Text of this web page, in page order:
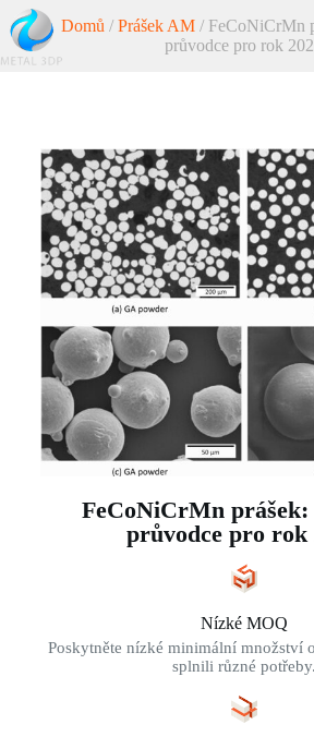
Domů /Prášek AM / FeCoNiCrMn
průvodce pro rok
FeCoNiCrMn prášek:
průvodce pro rok
Nízké MOQ
Poskytněte nízké minimální množství
splnili různé potřeby.